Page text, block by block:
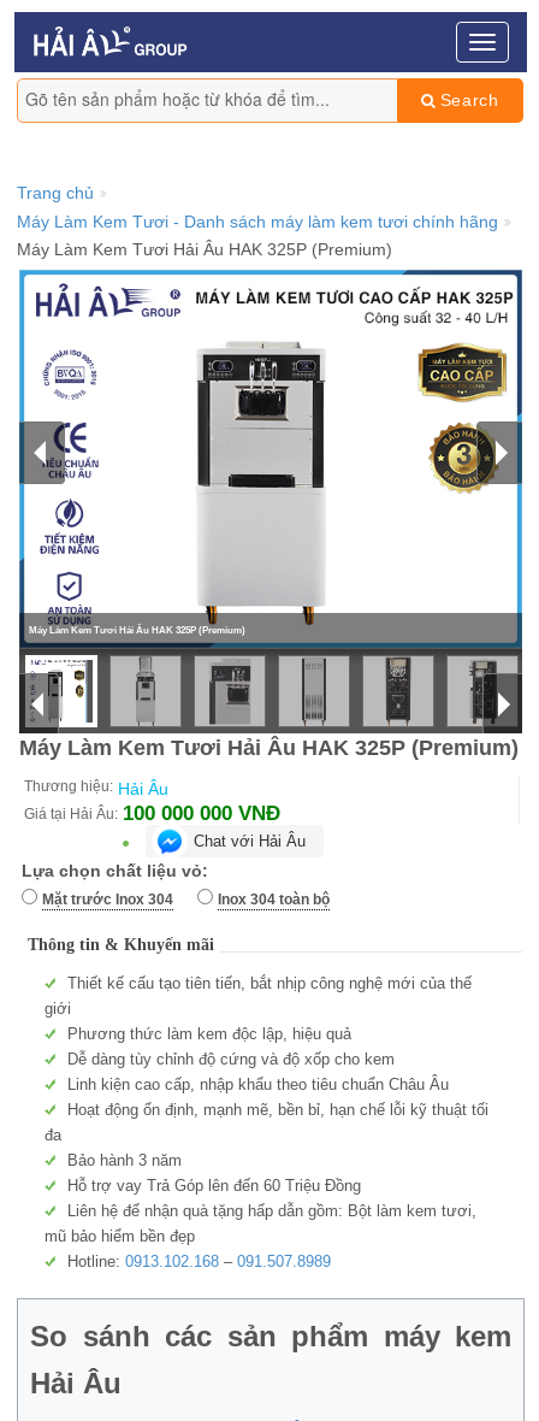
Search
Trang chủ
Máy Làm Kem Tươi - Danh sách máy làm kem tươi chính hãng
Máy Làm Kem Tươi Hải Âu HAK 325P (Premium)
Máy Làm Kem Tươi Hải Âu HAK 325P (Premium)
Máy Làm Kem Tươi Hải Âu HAK 325P (Premium)
Thương hiệu: Hải Âu
Giá tại Hải Âu: 100 000 000 VNĐ
Chat với Hải Âu
Lựa chọn chất liệu vỏ:
Mặt trước Inox 304 Inox 304 toàn bộ
Thông tin & Khuyến mãi
Thiết kế cấu tạo tiên tiến, bắt nhịp công nghệ mới của thế
giới
Phương thức làm kem độc lập, hiệu quả
Dễ dàng tùy chỉnh độ cứng và độ xốp cho kem
Linh kiện cao cấp, nhập khẩu theo tiêu chuẩn Châu Âu
Hoạt động ổn định, mạnh mẽ, bền bỉ, hạn chế lỗi kỹ thuật tối
đa
Bảo hành 3 năm
Hỗ trợ vay Trả Góp lên đến 60 Triệu Đồng
Liên hệ để nhận quà tặng hấp dẫn gồm: Bột làm kem tươi,
mũ bảo hiểm bền đẹp
Hotline: 0913.102.168 – 091.507.8989
So sánh các sản phẩm máy kem
Hải Âu